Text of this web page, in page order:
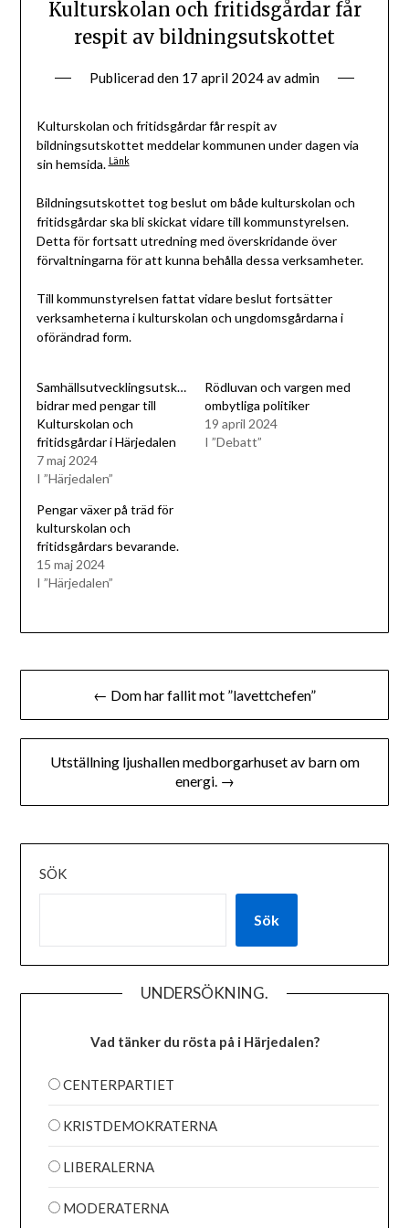
Kulturskolan och fritidsgårdar får
respit av bildningsutskottet
Publicerad den 17 april 2024avadmin
Kulturskolan och fritidsgårdar får respit av
bildningsutskottet meddelar kommunen under dagen via
sin hemsida.Länk
Bildningsutskottet tog beslut om både kulturskolan och
fritidsgårdar ska bli skickat vidare till kommunstyrelsen.
Detta för fortsatt utredning med överskridande över
förvaltningarna för att kunna behålla dessa verksamheter.
Till kommunstyrelsen fattat vidare beslut fortsätter
verksamheterna i kulturskolan och ungdomsgårdarna i
oförändrad form.
Samhällsutvecklingsutskottet
bidrar med pengar till
Kulturskolan och
fritidsgårdar i Härjedalen
7 maj 2024
I ”Härjedalen”
Rödluvan och vargen med
ombytliga politiker
19 april 2024
I ”Debatt”
Pengar växer på träd för
kulturskolan och
fritidsgårdars bevarande.
15 maj 2024
I ”Härjedalen”
Inläggsnavigering
← Dom har fallit mot ”lavettchefen”
Utställning ljushallen medborgarhuset av barn om
energi. →
SÖK
Sök
UNDERSÖKNING.
Vad tänker du rösta på i Härjedalen?
CENTERPARTIET
KRISTDEMOKRATERNA
LIBERALERNA
MODERATERNA